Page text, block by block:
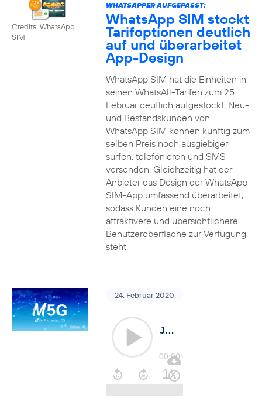
Credits: WhatsApp
SIM
WHATSAPPER AUFGEPASST:
WhatsApp SIM stockt
Tarifoptionen deutlich
auf und überarbeitet
App-Design
WhatsApp SIM hat die Einheiten in
seinen WhatsAll-Tarifen zum 25.
Februar deutlich aufgestockt. Neu-
und Bestandskunden von
WhatsApp SIM können künftig zum
selben Preis noch ausgiebiger
surfen, telefonieren und SMS
versenden. Gleichzeitig hat der
Anbieter das Design der WhatsApp
SIM-App umfassend überarbeitet,
sodass Kunden eine noch
attraktivere und übersichtlichere
Benutzeroberfläche zur Verfügung
steht.
24. Februar 2020